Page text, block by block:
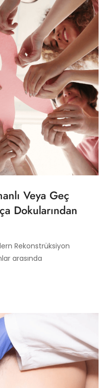
Veya Geç
Dokularından
Rekonstrüksiyon
arasında